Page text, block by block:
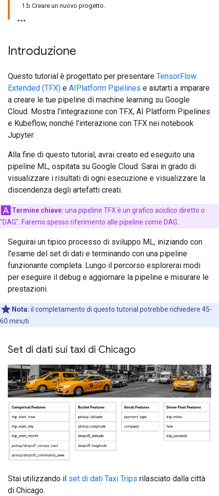
1.b Creare un nuovo progetto.
Introduzione
Questo tutorial è progettato per presentare TensorFlow
Extended (TFX) e AIPlatform Pipelines e aiutarti a imparare
a creare le tue pipeline di machine learning su Google
Cloud. Mostra l'integrazione con TFX, AI Platform Pipelines
e Kubeflow, nonché l'interazione con TFX nei notebook
Jupyter.
Alla fine di questo tutorial, avrai creato ed eseguito una
pipeline ML, ospitata su Google Cloud. Sarai in grado di
visualizzare i risultati di ogni esecuzione e visualizzare la
discendenza degli artefatti creati.
Termine chiave: una pipeline TFX è un grafico aciclico diretto o
"DAG". Faremo spesso riferimento alle pipeline come DAG.
Seguirai un tipico processo di sviluppo ML, iniziando con
l'esame del set di dati e terminando con una pipeline
funzionante completa. Lungo il percorso esplorerai modi
per eseguire il debug e aggiornare la pipeline e misurare le
prestazioni.
Nota: il completamento di questo tutorial potrebbe richiedere 45-
60 minuti.
Set di dati sui taxi di Chicago
Stai utilizzando il set di dati Taxi Trips rilasciato dalla città
di Chicago.